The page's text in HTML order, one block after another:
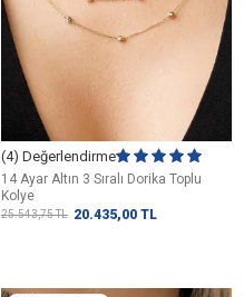
(4) Değerlendirme
14 Ayar Altın 3 Sıralı Dorika Toplu
Kolye
25.543,75TL 20.435,00 TL